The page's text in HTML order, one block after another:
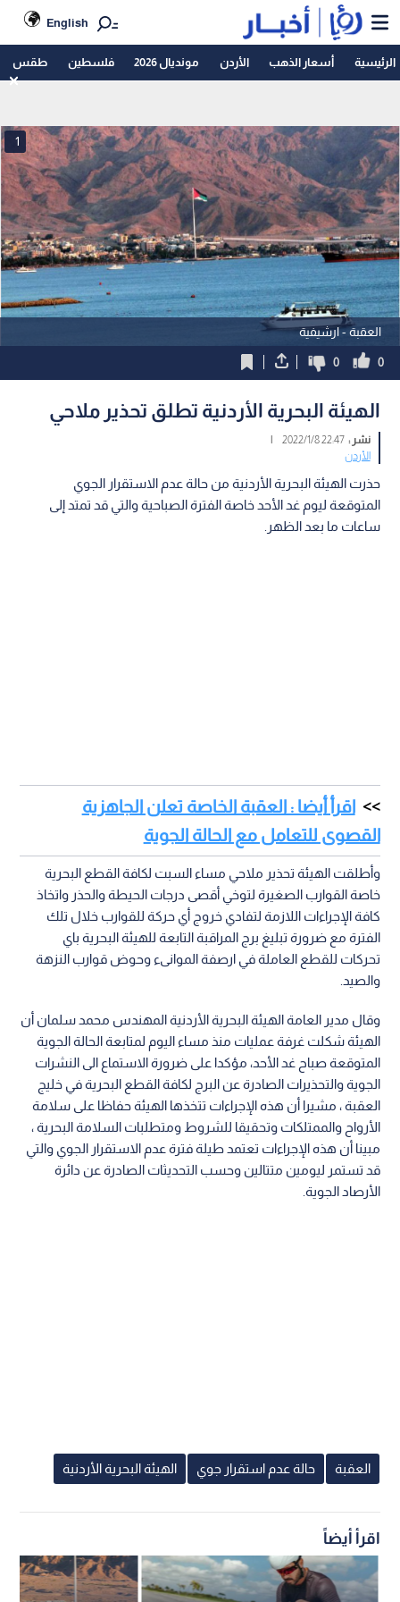
English
الرئيسية أسعار الذهب الأردن مونديال 2026 فلسطين طقس
العقبة - ارشيفية
1
0
0
الهيئة البحرية الأردنية تطلق تحذير ملاحي
نشر :22:47 2022/1/8
|
الأردن
حذرت الهيئة البحرية الأردنية من حالة عدم الاستقرار الجوي
المتوقعة ليوم غد الأحد خاصة الفترة الصباحية والتي قد تمتد إلى
ساعات ما بعد الظهر.
اقرأ أيضا : العقبة الخاصة تعلن الجاهزية
القصوى للتعامل مع الحالة الجوية
وأطلقت الهيئة تحذير ملاحي مساء السبت لكافة القطع البحرية
خاصة القوارب الصغيرة لتوخي أقصى درجات الحيطة والحذر واتخاذ
كافة الإجراءات اللازمة لتفادي خروج أي حركة للقوارب خلال تلك
الفترة مع ضرورة تبليغ برج المراقبة التابعة للهيئة البحرية باي
تحركات للقطع العاملة في ارصفة الموانىء وحوض قوارب النزهة
والصيد.
وقال مدير العامة الهيئة البحرية الأردنية المهندس محمد سلمان أن
الهيئة شكلت غرفة عمليات منذ مساء اليوم لمتابعة الحالة الجوية
المتوقعة صباح غد الأحد، مؤكدا على ضرورة الاستماع الى النشرات
الجوية والتحذيرات الصادرة عن البرج لكافة القطع البحرية في خليج
العقبة ، مشيرا أن هذه الإجراءات تتخذها الهيئة حفاظا على سلامة
الأرواح والممتلكات وتحقيقا للشروط ومتطلبات السلامة البحرية ،
مبينا أن هذه الإجراءات تعتمد طيلة فترة عدم الاستقرار الجوي والتي
قد تستمر ليومين متتالين وحسب التحديثات الصادرة عن دائرة
الأرصاد الجوية.
العقبة حالة عدم استقرار جوي الهيئة البحرية الأردنية
اقرأ أيضاً